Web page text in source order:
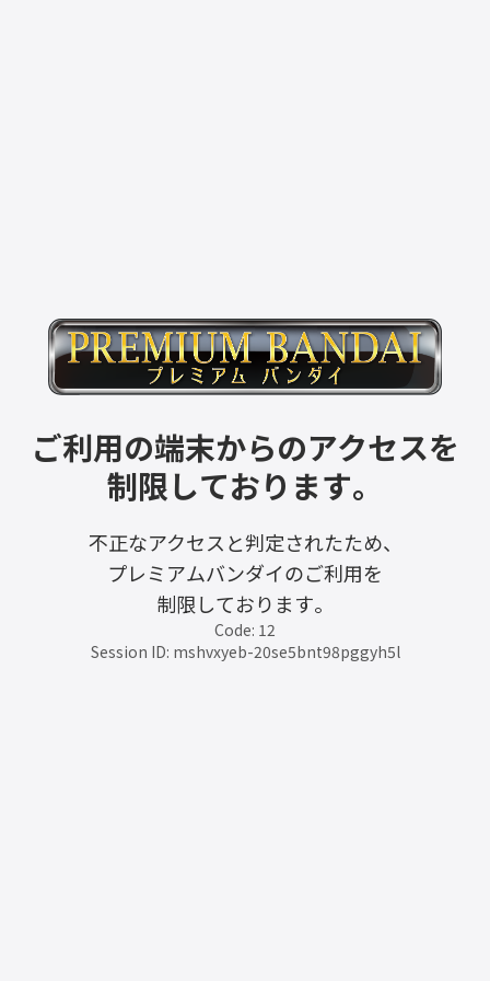
ご利用の端末からのアクセスを
制限しております。
不正なアクセスと判定されたため、
プレミアムバンダイのご利用を
制限しております。
Code: 12
Session ID: mshvxyeb-20se5bnt98pggyh5l